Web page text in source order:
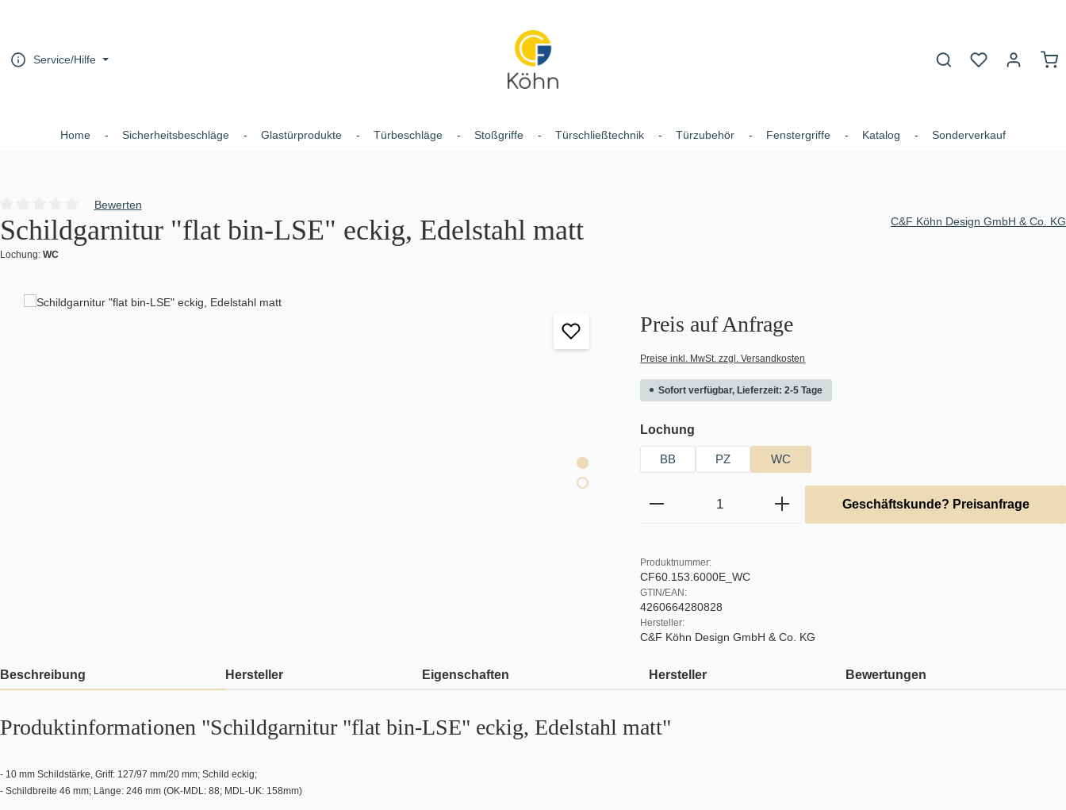
Service/Hilfe
Du hast 0
Home Sicherheitsbeschläge Glastürprodukte Türbeschläge Stoßgriffe Türschließtechnik Türzubehör Fenstergriffe Katalog Sonderverkauf
Durchschnittliche Bewertung von 0 von 5 Sternen
Bewerten
Schildgarnitur "flat bin-LSE" eckig, Edelstahl matt
Lochung: WC
C&F Köhn Design GmbH & Co. KG
Bildergalerie überspringen
Preis auf Anfrage
Preise inkl. MwSt. zzgl. Versandkosten
Sofort verfügbar, Lieferzeit: 2-5 Tage
Lochung
BB PZ WC
Produkt Anzahl: Gib den gewünschten Wert ein
Geschäftskunde? Preisanfrage
Produktnummer:
CF60.153.6000E_WC
GTIN/EAN:
4260664280828
Hersteller:
C&F Köhn Design GmbH & Co. KG
Beschreibung Hersteller Eigenschaften Hersteller Bewertungen
Produktinformationen "Schildgarnitur "flat bin-LSE" eckig, Edelstahl matt"
- 10 mm Schildstärke, Griff: 127/97 mm/20 mm; Schild eckig;
- Schildbreite 46 mm; Länge: 246 mm (OK-MDL: 88; MDL-UK: 158mm)